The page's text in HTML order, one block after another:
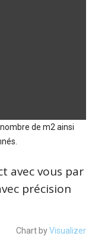
de m2 ainsi
avec vous par
précision
Chart byVisualizer